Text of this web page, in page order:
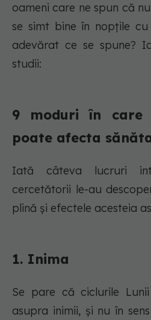
oameni care ne spun că
se simt bine în nopțile
adevărat ce se spune?
studii:
9 moduri în care
poate afecta
Iată câteva lucruri
cercetătorii le-au
plină și efectele acesteia
1. Inima
Se pare că ciclurile
asupra inimii, și nu în